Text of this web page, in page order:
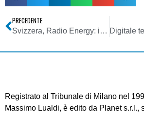
PRECEDENTE
Svizzera, Radio Energy: il Tribunale amministrativo federale conferma la decisione del DATEC
Registrato al Tribunale di Milano nel
Massimo Lualdi, è edito da Planet s.r.l.,